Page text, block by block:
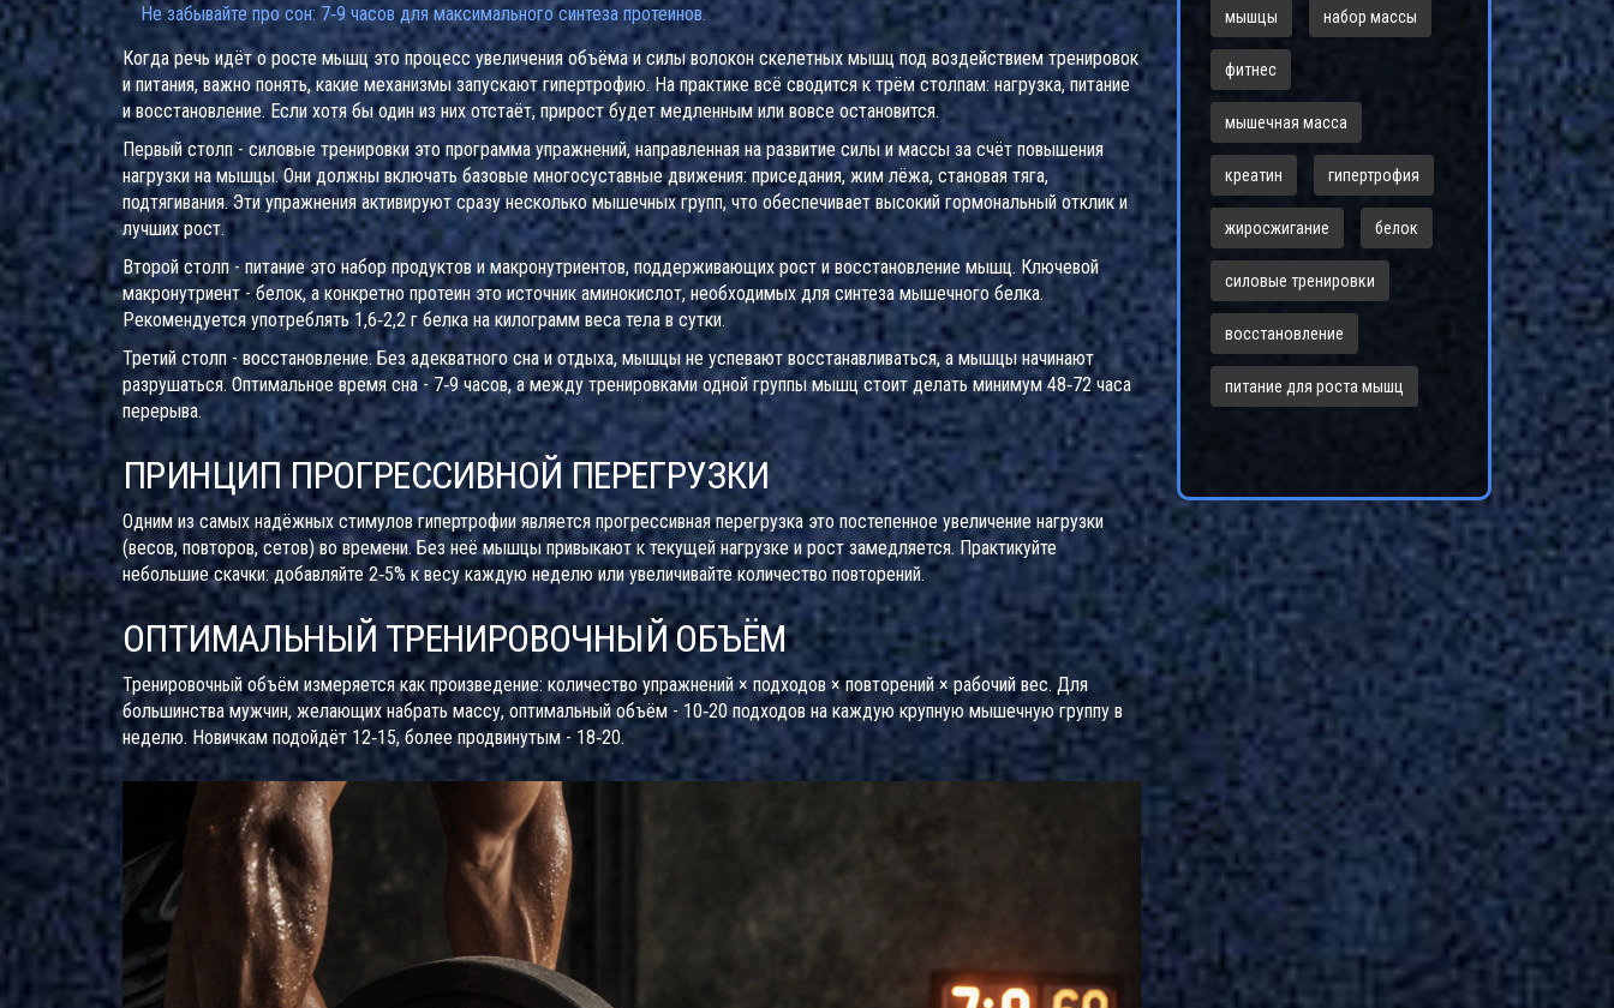
Не забывайте про сон: 7‑9 часов для максимального синтеза протеинов.
Когда речь идёт оросте мышц это процесс увеличения объёма и силы волокон скелетных мышц под воздействием тренировок
и питания, важно понять, какие механизмы запускают гипертрофию. На практике всё сводится к трём столпам: нагрузка, питание
и восстановление. Если хотя бы один из них отстаёт, прирост будет медленным или вовсе остановится.
Первый столп - силовые тренировки это программа упражнений, направленная на развитие силы и массы за счёт повышения
нагрузки на мышцы. Они должны включать базовые многосуставные движения: приседания, жим лёжа, становая тяга,
подтягивания. Эти упражнения активируют сразу несколько мышечных групп, что обеспечивает высокий гормональный отклик и
лучших рост.
Второй столп - питание это набор продуктов и макронутриентов, поддерживающих рост и восстановление мышц. Ключевой
макронутриент - белок, а конкретно протеин это источник аминокислот, необходимых для синтеза мышечного белка.
Рекомендуется употреблять 1,6‑2,2 г белка на килограмм веса тела в сутки.
Третий столп - восстановление. Без адекватного сна и отдыха, мышцы не успевают восстанавливаться, а мышцы начинают
разрушаться. Оптимальное время сна - 7‑9 часов, а между тренировками одной группы мышц стоит делать минимум 48‑72 часа
перерыва.
ПРИНЦИП ПРОГРЕССИВНОЙ ПЕРЕГРУЗКИ
Одним из самых надёжных стимулов гипертрофии является прогрессивная перегрузка это постепенное увеличение нагрузки
(весов, повторов, сетов) во времени. Без неё мышцы привыкают к текущей нагрузке и рост замедляется. Практикуйте
небольшие скачки: добавляйте 2‑5% к весу каждую неделю или увеличивайте количество повторений.
ОПТИМАЛЬНЫЙ ТРЕНИРОВОЧНЫЙ ОБЪЁМ
Тренировочный объём измеряется как произведение: количество упражнений × подходов × повторений × рабочий вес. Для
большинства мужчин, желающих набрать массу, оптимальный объём - 10‑20 подходов на каждую крупную мышечную группу в
неделю. Новичкам подойдёт 12‑15, более продвинутым - 18‑20.
мышцы набор массы
фитнес
мышечная масса
креатин гипертрофия
жиросжигание белок
силовые тренировки
восстановление
питание для роста мышц